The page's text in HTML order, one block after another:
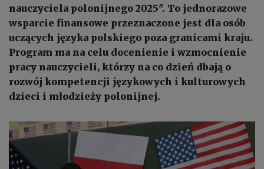
nauczyciela polonijnego 2025". To jednorazowe
wsparcie finansowe przeznaczone jest dla osób
uczących języka polskiego poza granicami kraju.
Program ma na celu docenienie i wzmocnienie
pracy nauczycieli, którzy na co dzień dbają o
rozwój kompetencji językowych i kulturowych
dzieci i młodzieży polonijnej.